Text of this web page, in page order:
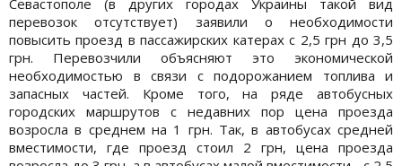
перевозок отсутствует) заявили о необходимости
повысить проезд в пассажирских катерах с 2,5 грн до 3,5
грн. Перевозчили объясняют это экономической
необходимостью в связи с подорожанием топлива и
запасных частей. Кроме того, на ряде автобусных
городских маршрутов с недавних пор цена проезда
возросла в среднем на 1 грн. Так, в автобусах средней
вместимости, где проезд стоил 2 грн, цена проезда